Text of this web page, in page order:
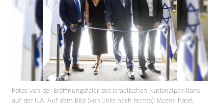
Fotos von der Eröffnungsfeier des israelischen Nationalpavillons
auf der ILA. Auf dem Bild (von links nach rechts): Moshe Patel,